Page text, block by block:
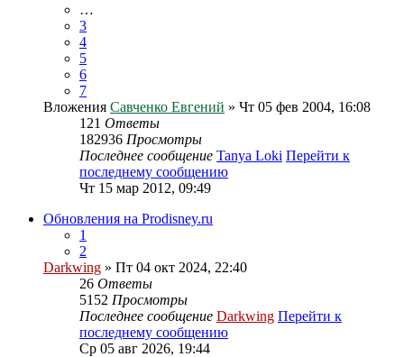
…
3
4
5
6
7
Вложения Савченко Евгений » Чт 05 фев 2004, 16:08
121 Ответы
182936 Просмотры
Последнее сообщение Tanya Loki Перейти к
последнему сообщению
Чт 15 мар 2012, 09:49
Обновления на Prodisney.ru
1
2
Darkwing » Пт 04 окт 2024, 22:40
26 Ответы
5152 Просмотры
Последнее сообщение Darkwing Перейти к
последнему сообщению
Ср 05 авг 2026, 19:44